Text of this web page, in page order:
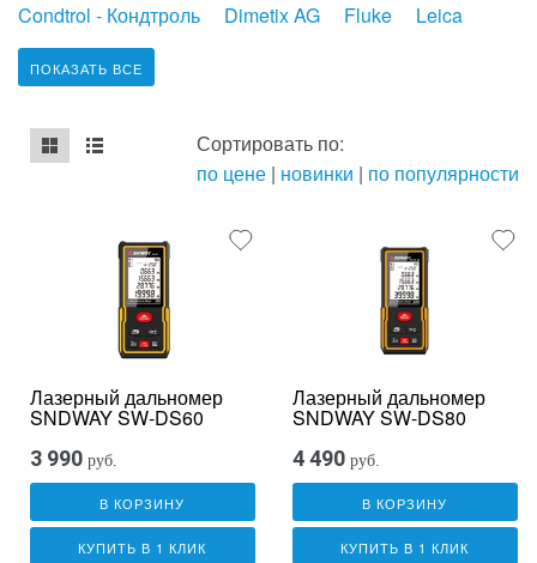
Condtrol - Кондтроль
Dimetix AG Fluke Leica
ПОКАЗАТЬ ВСЕ
mse2_chunk_default
mse2_chunk_alternate
Сортировать по:
по цене | новинки | по популярности
Лазерный дальномер
SNDWAY SW-DS60
3 990 руб.
В КОРЗИНУ
КУПИТЬ В 1 КЛИК
Лазерный дальномер
SNDWAY SW-DS80
4 490 руб.
В КОРЗИНУ
КУПИТЬ В 1 КЛИК